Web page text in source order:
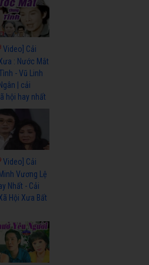
Video] Cải
: Nước Mắt
- Vũ Linh
| cải
hội hay nhất
Video] Cải
Vương Lệ
Nhất - Cải
Hội Xưa Bất